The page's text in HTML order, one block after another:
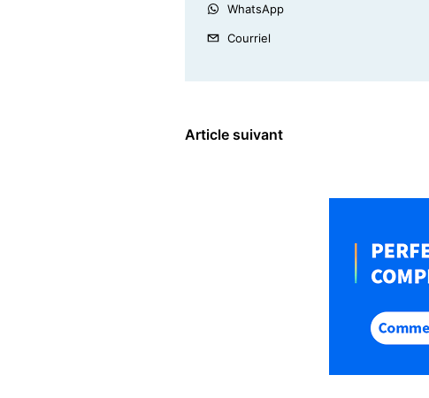
WhatsApp
Courriel
Article suivant